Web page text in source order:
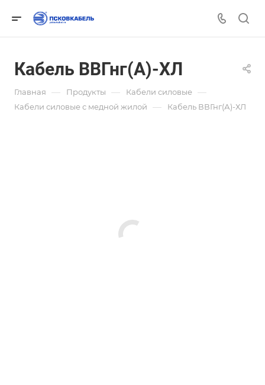
Кабель ВВГнг(А)-ХЛ
Главная — Продукты — Кабели силовые —
Кабели силовые с медной жилой — Кабель ВВГнг(А)-ХЛ